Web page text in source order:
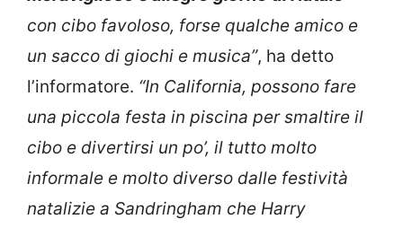
con cibo favoloso, forse qualche amico e
un sacco di giochi e musica”, ha detto
l’informatore. “In California, possono fare
una piccola festa in piscina per smaltire il
cibo e divertirsi un po’, il tutto molto
informale e molto diverso dalle festività
natalizie a Sandringham che Harry